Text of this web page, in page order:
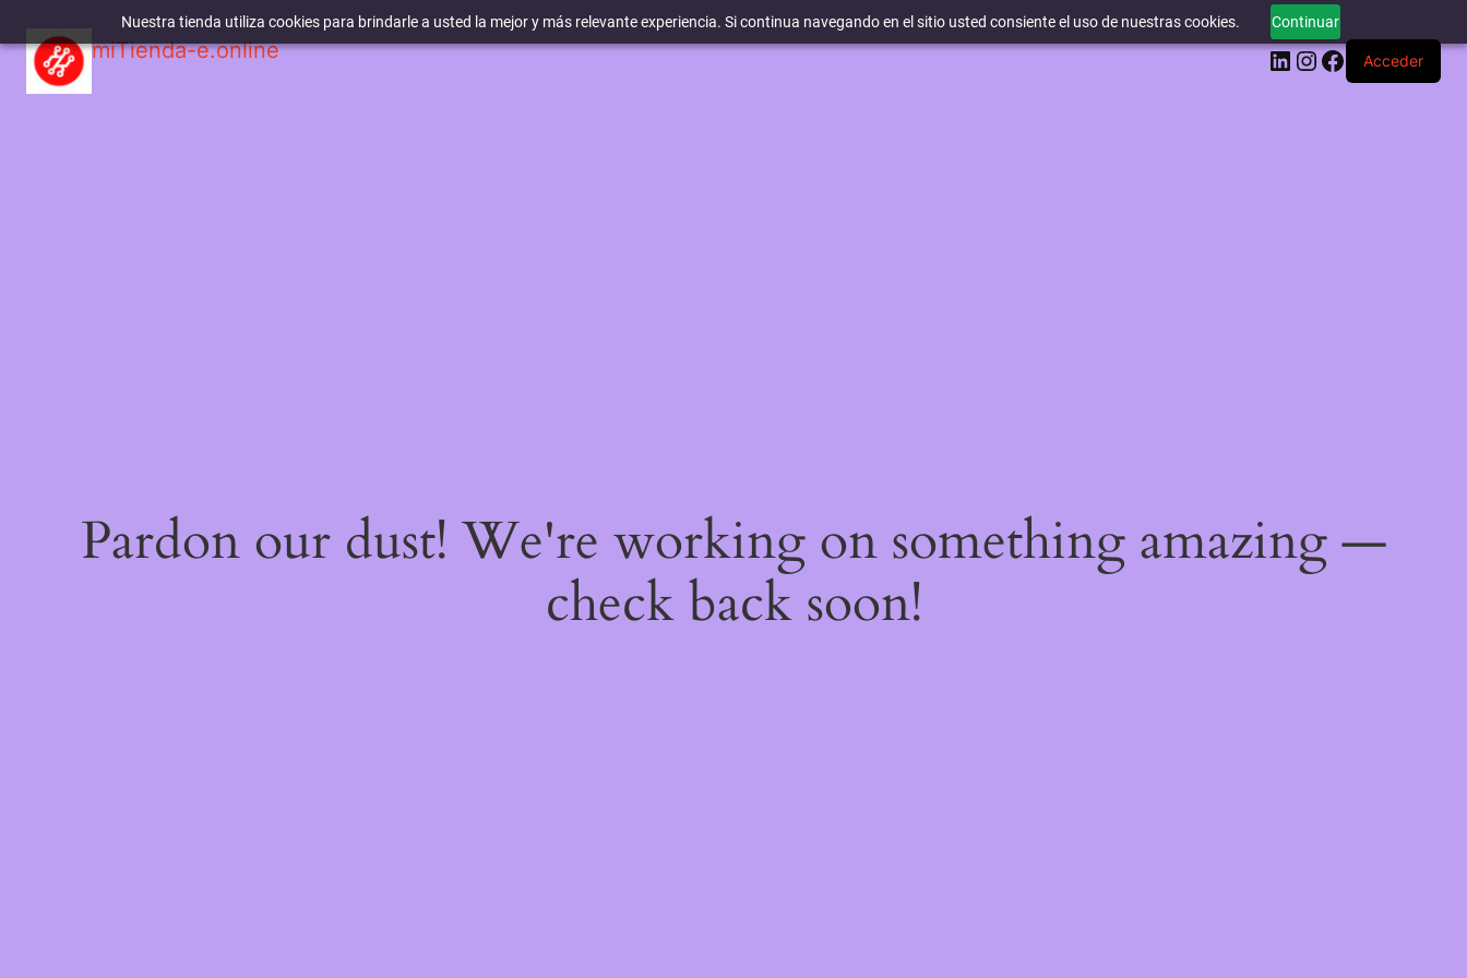
Nuestra tienda utiliza cookies para brindarle a usted la mejor y más relevante experiencia. Si continua navegando en el sitio usted consiente el uso de nuestras cookies. Continuar
miTienda-e.online LinkedIn
Instagram
Facebook
Acceder
Pardon our dust! We're working on something amazing —
check back soon!